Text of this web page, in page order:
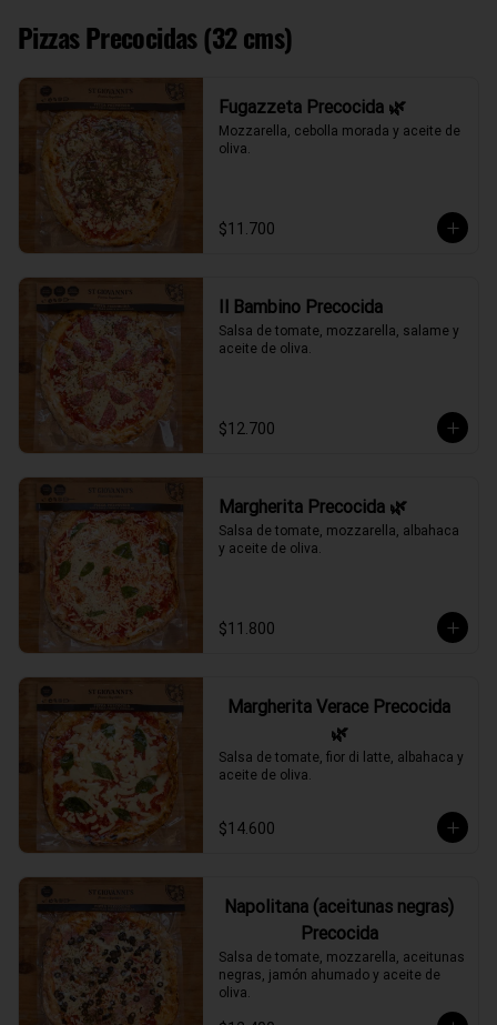
Pizzas Precocidas (32 cms)
Fugazzeta Precocida 🌿
Mozzarella, cebolla morada y aceite de
oliva.
$11.700
Il Bambino Precocida
Salsa de tomate, mozzarella, salame y
aceite de oliva.
$12.700
Margherita Precocida 🌿
Salsa de tomate, mozzarella, albahaca
y aceite de oliva.
$11.800
Margherita Verace Precocida
🌿
Salsa de tomate, fior di latte, albahaca y
aceite de oliva.
$14.600
Napolitana (aceitunas negras)
Precocida
Salsa de tomate, mozzarella, aceitunas
negras, jamón ahumado y aceite de
oliva.